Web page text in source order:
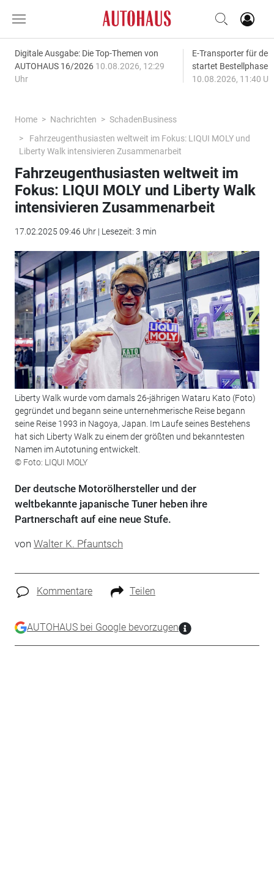
Digitale Ausgabe: Die Top-Themen von
AUTOHAUS 16/2026 10.08.2026, 12:29
Uhr
E-Transporter für
startet Bestellphase
10.08.2026, 11:40
Home Nachrichten
SchadenBusiness
Fahrzeugenthusiasten weltweit im Fokus: LIQUI MOLY und
Liberty Walk intensivieren Zusammenarbeit
Fahrzeugenthusiasten weltweit im
Fokus: LIQUI MOLY und Liberty Walk
intensivieren Zusammenarbeit
17.02.2025 09:46 Uhr | Lesezeit: 3 min
Liberty Walk wurde vom damals 26-jährigen Wataru Kato (Foto)
gegründet und begann seine unternehmerische Reise begann
seine Reise 1993 in Nagoya, Japan. Im Laufe seines Bestehens
hat sich Liberty Walk zu einem der größten und bekanntesten
Namen im Autotuning entwickelt.
© Foto: LIQUI MOLY
Der deutsche Motorölhersteller und der
weltbekannte japanische Tuner heben ihre
Partnerschaft auf eine neue Stufe.
von Walter K. Pfauntsch
Kommentare Teilen
AUTOHAUS bei Google bevorzugen